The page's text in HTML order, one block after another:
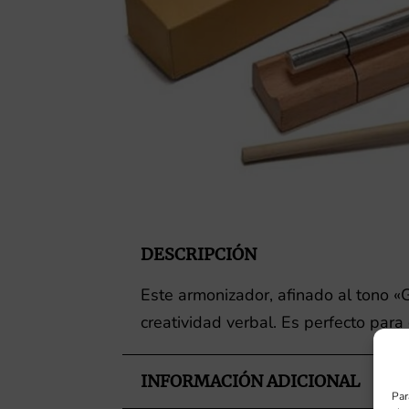
DESCRIPCIÓN
Este armonizador, afinado al tono
creatividad verbal. Es perfecto
INFORMACIÓN ADICIONAL